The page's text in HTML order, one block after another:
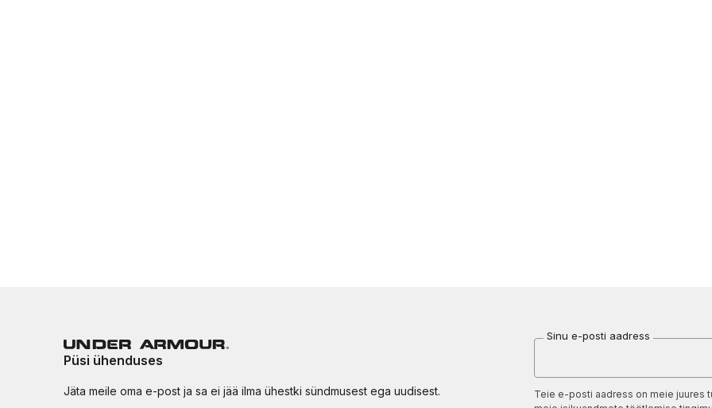
Püsi ühenduses
Jäta meile oma e-post ja sa ei jää ilma ühestki sündmusest ega uudisest.
Sinu e-posti aadress
Teie e-posti aadress on meie juures